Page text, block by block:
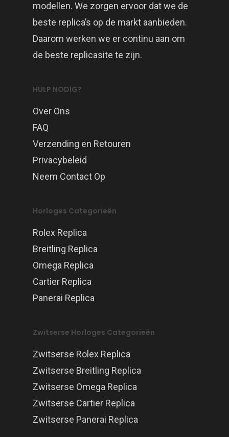
modellen. We zorgen ervoor dat we de
beste replica’s op de markt aanbieden.
Daarom werken we er continu aan om
de beste replicasite te zijn.
HULP NODIG?
Over Ons
FAQ
Verzending en Retouren
Privacybeleid
Neem Contact Op
Horloges Categorieën
Rolex Replica
Breitling Replica
Omega Replica
Cartier Replica
Panerai Replica
Zwitserse Horloges Categorieën
Zwitserse Rolex Replica
Zwitserse Breitling Replica
Zwitserse Omega Replica
Zwitserse Cartier Replica
Zwitserse Panerai Replica